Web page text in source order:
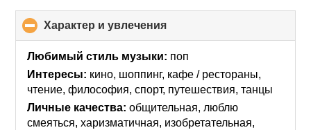
Характер и увлечения
to
collapse
Любимый стиль музыки: поп
Интересы: кино, шоппинг, кафе / рестораны,
чтение, философия, спорт, путешествия, танцы
Личные качества: общительная, люблю
смеяться, харизматичная, изобретательная,